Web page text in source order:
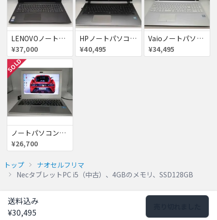
LENOVOノートパソコン i3（中古）8GBのメモリ、SSD128GB
¥37,000
HPノートパソコン i5（中古）、8GBのメモリ、HDD1000GB
¥40,495
Vaioノートパソコン i3 (中古）、4GBのメモリ、HDD500GB
¥34,495
SOLD
ノートパソコンソニーi5（中古）、8GBのメモリ、128GB SSD.
¥26,700
トップ
ナオセルフリマ
NecタブレットPC i5（中古）、4GBのメモリ、SSD128GB
送料込み
¥30,495